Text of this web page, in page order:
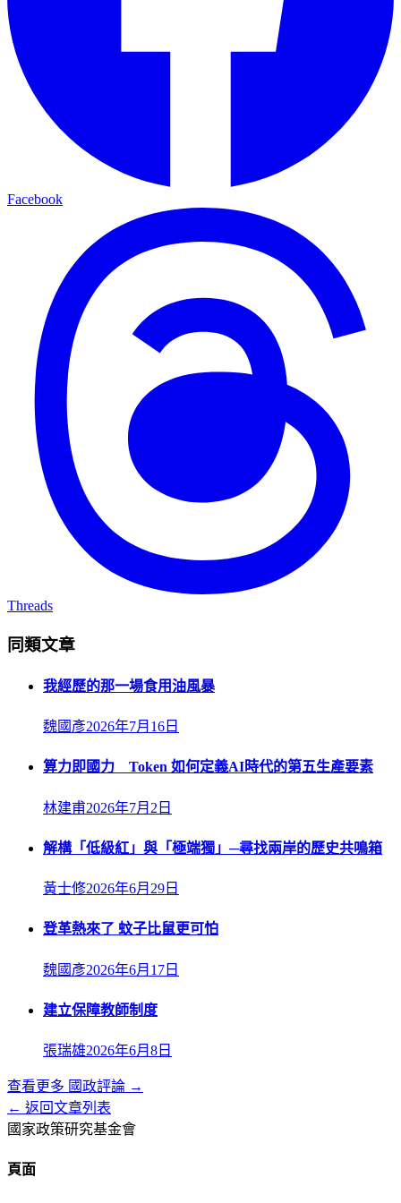
Facebook
Threads
同類文章
我經歷的那一場食用油風暴
魏國彥2026年7月16日
算力即國力 Token 如何定義AI時代的第五生產要素
林建甫2026年7月2日
解構「低級紅」與「極端獨」─尋找兩岸的歷史共鳴箱
黃士修2026年6月29日
登革熱來了 蚊子比鼠更可怕
魏國彥2026年6月17日
建立保障教師制度
張瑞雄2026年6月8日
查看更多 國政評論 →
← 返回文章列表
國家政策研究基金會
頁面